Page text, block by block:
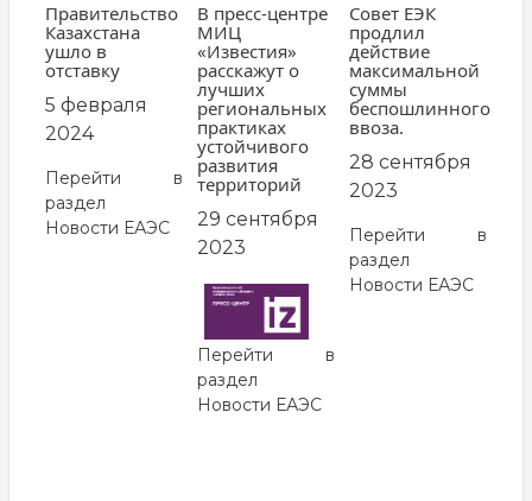
Правительство
Казахстана
ушло в
отставку
5 февраля
2024
Перейти в
раздел
Новости ЕАЭС
В пресс-центре
МИЦ
«Известия»
расскажут о
лучших
региональных
практиках
устойчивого
развития
территорий
29 сентября
2023
Перейти в
раздел
Новости ЕАЭС
Совет ЕЭК
продлил
действие
максимальной
суммы
беспошлинного
ввоза.
28 сентября
2023
Перейти в
раздел
Новости ЕАЭС